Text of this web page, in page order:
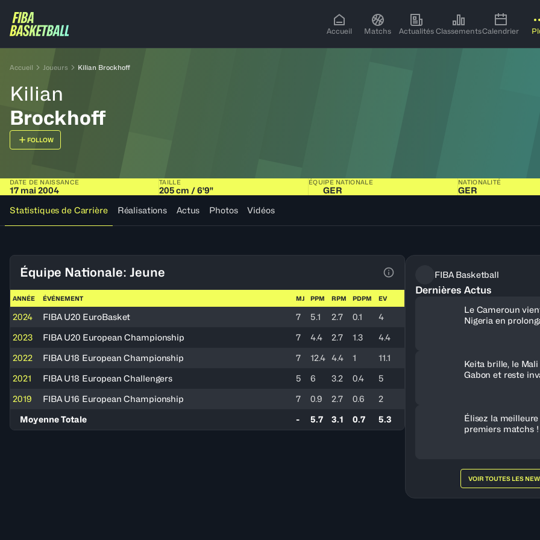
Accueil Matchs Actualités ClassementsCalendrier
Accueil Joueurs Kilian Brockhoff
Kilian
Brockhoff
FOLLOW
DATE DE NAISSANCE
17 mai 2004
TAILLE
205 cm / 6'9"
ÉQUIPE NATIONALE
GER
NATIONALITÉ
GER
Statistiques de Carrière
Réalisations Actus Photos Vidéos
Équipe Nationale: Jeune
Voir la Légende du Tableau
ANNÉE ÉVÉNEMENT MJ PPM RPM PDPM EV
2024 FIBA U20 EuroBasket 7 5.1 2.7 0.1
4
2023
FIBA U20 European Championship 7 4.4 2.7 1.3
4.4
2022
FIBA U18 European Championship 7 12.4 4.4 1
11.1
2021
FIBA U18 European Challengers 5 6 3.2 0.4
5
2019
FIBA U16 European Championship 7 0.9 2.7 0.6
2
Moyenne Totale
- 5.7 3.1 0.7 5.3
FIBA Basketball
Dernières Actus
Le Cameroun
Nigeria en
Keita brille, le
Gabon et reste
Élisez la
premiers matchs !
VOIR TOUTES LES